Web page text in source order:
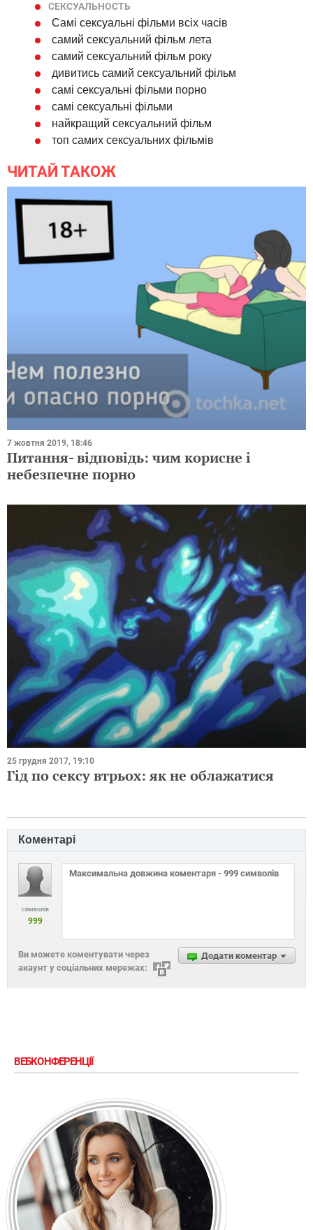
СЕКСУАЛЬНОСТЬ
Самі сексуальні фільми всіх часів
самий сексуальний фільм лета
самий сексуальний фільм року
дивитись самий сексуальний фільм
самі сексуальні фільми порно
самі сексуальні фільми
найкращий сексуальний фільм
топ самих сексуальних фільмів
ЧИТАЙ ТАКОЖ
7 жовтня 2019, 18:46
Питання- відповідь: чим корисне і
небезпечне порно
25 грудня 2017, 19:10
Гід по сексу втрьох: як не облажатися
Коментарі
символів
999
Додати коментар
Ви можете коментувати через
акаунт у соціальних мережах:
ВЕБКОНФЕРЕНЦІЇ